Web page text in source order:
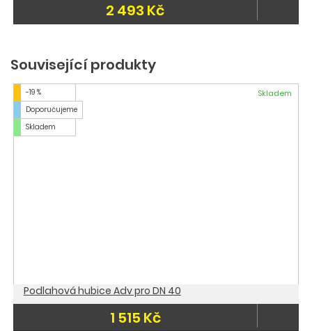
2 493 Kč
Související produkty
-19 %
Doporučujeme
Skladem
Skladem
Podlahová hubice Adv pro DN 40
1 515 Kč